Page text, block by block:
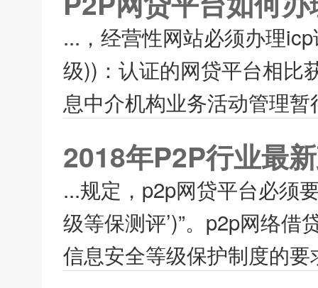
...，经营性网站必须办理
级))：认证的网贷平台相比
息中介机构业务活动管理
2018年P2P行业最
...规定，p2p网贷平台必须
级等保测评’)”。p2p网络
信息安全等级保护制度的